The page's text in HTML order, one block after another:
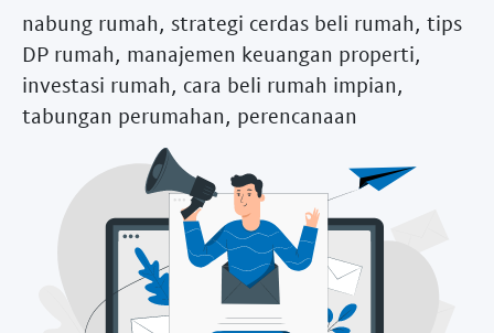
nabung rumah, strategi cerdas beli rumah, tips
DP rumah, manajemen keuangan properti,
investasi rumah, cara beli rumah impian,
tabungan perumahan, perencanaan